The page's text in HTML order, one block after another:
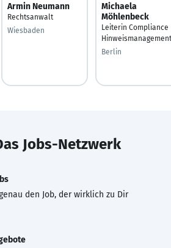
Armin Neumann
Rechtsanwalt
Wiesbaden
Michaela
Möhlenbeck
Leiterin Compliance
Hinweismanagement
Berlin
Jobs-Netzwerk
den Job, der wirklich zu Dir